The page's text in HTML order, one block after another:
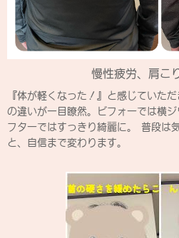
慢性疲労、肩こ
『体が軽くなった！』と感じていた
の違いが一目瞭然。ビフォーでは横
フターではすっきり綺麗に。 普段は
と、自信まで変わります。